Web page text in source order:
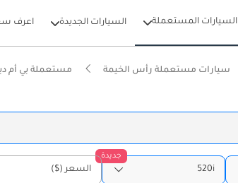
السيارات المستعملة السيارات الجديدة اعرف
سيارات مستعملة رأس الخيمة مستعملة بي أم
جديدة
520i السعر ($)